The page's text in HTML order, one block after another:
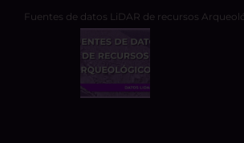
Fuentes de datos LiDAR de recursos